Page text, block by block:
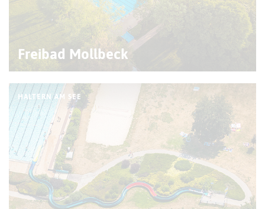
Freibad Mollbeck
HALTERN AM SEE